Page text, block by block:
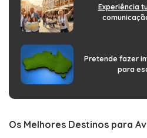
Experiência
Pretende fazer
para
Os Melhores Destinos para